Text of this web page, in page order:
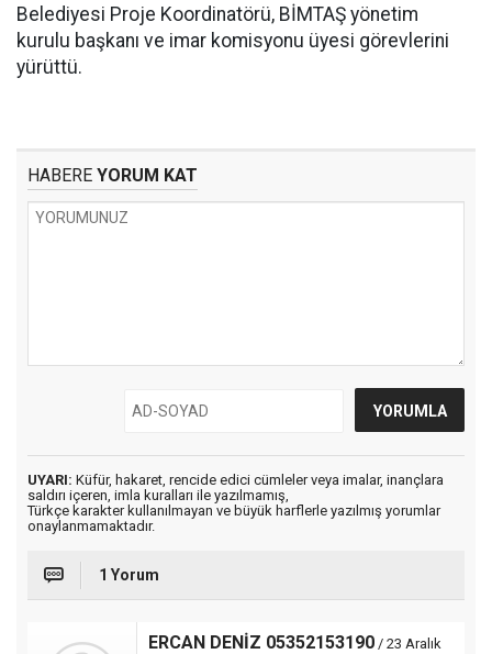
Belediyesi Proje Koordinatörü, BİMTAŞ yönetim
kurulu başkanı ve imar komisyonu üyesi görevlerini
yürüttü.
HABERE YORUM KAT
UYARI: Küfür, hakaret, rencide edici cümleler veya imalar, inançlara
saldırı içeren, imla kuralları ile yazılmamış,
Türkçe karakter kullanılmayan ve büyük harflerle yazılmış yorumlar
onaylanmamaktadır.
1 Yorum
ERCAN DENİZ 05352153190 / 23 Aralık